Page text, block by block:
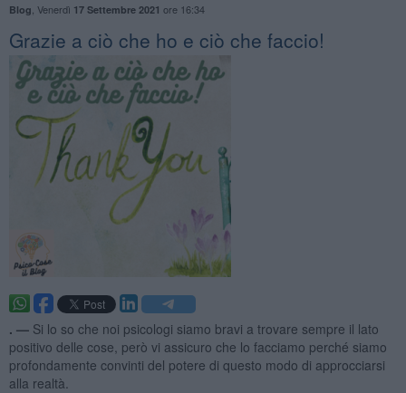
Blog Venerdì 17 Settembre 2021 ore 16:34
​Grazie a ciò che ho e ciò che faccio!
. — Si lo so che noi psicologi siamo bravi a trovare sempre il lato
positivo delle cose, però vi assicuro che lo facciamo perché siamo
profondamente convinti del potere di questo modo di approcciarsi
alla realtà.